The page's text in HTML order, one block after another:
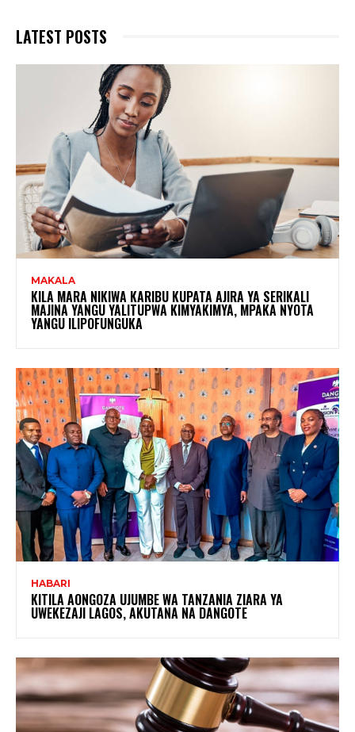
LATEST POSTS
MAKALA
KILA MARA NIKIWA KARIBU KUPATA AJIRA YA SERIKALI
MAJINA YANGU YALITUPWA KIMYAKIMYA, MPAKA NYOTA
YANGU ILIPOFUNGUKA
HABARI
KITILA AONGOZA UJUMBE WA TANZANIA ZIARA YA
UWEKEZAJI LAGOS, AKUTANA NA DANGOTE